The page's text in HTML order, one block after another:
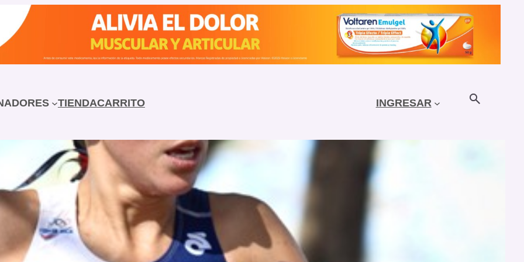
TIENDACARRITO INGRESAR